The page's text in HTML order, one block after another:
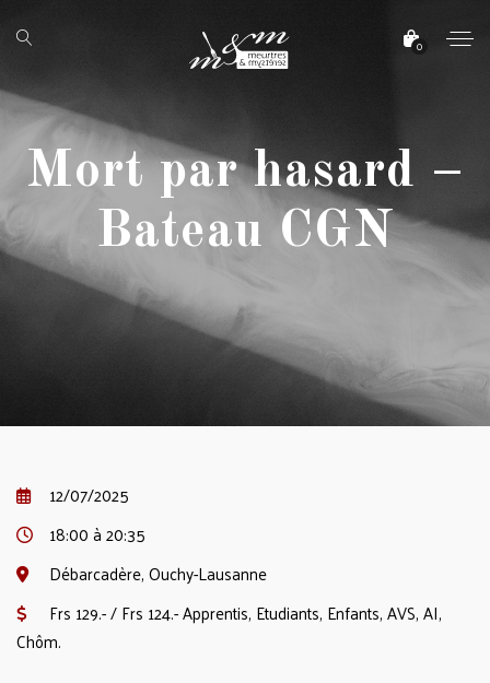
0
Mort par hasard –
Bateau CGN
12/07/2025
18:00 à 20:35
Débarcadère, Ouchy-Lausanne
Frs 129.- / Frs 124.- Apprentis, Etudiants, Enfants, AVS, AI,
Chôm.